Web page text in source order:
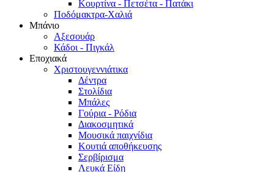
Κουρτίνα - Πετσέτα - Πατάκι
Ποδόμακτρα-Χαλιά
Μπάνιο
Αξεσουάρ
Κάδοι - Πιγκάλ
Εποχιακά
Χριστουγεννιάτικα
Δέντρα
Στολίδια
Μπάλες
Γούρια - Ρόδια
Διακοσμητικά
Μουσικά παιχνίδια
Κουτιά αποθήκευσης
Σερβίρισμα
Λευκά Είδη